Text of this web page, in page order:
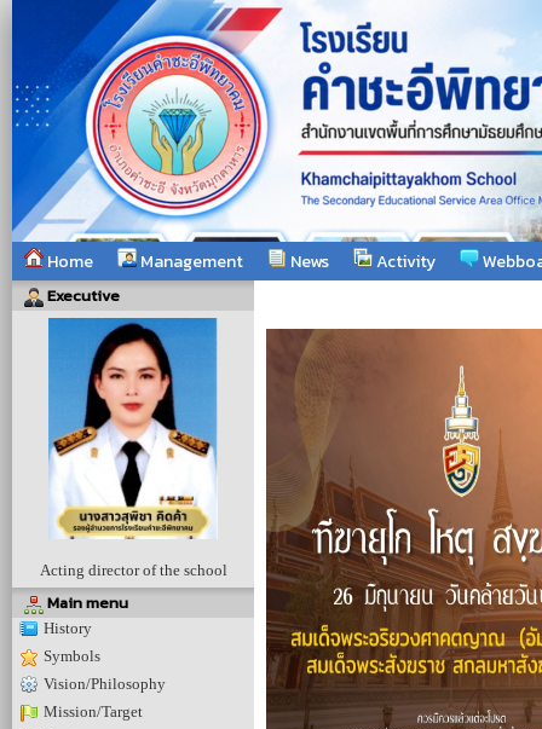
Home Management News Activity
Executive
Acting director of the school
Main menu
History
Symbols
Vision/Philosophy
Mission/Target